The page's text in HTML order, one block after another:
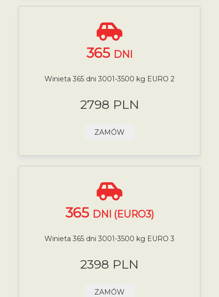
365 DNI
Winieta 365 dni 3001-3500 kg EURO 2
2798 PLN
ZAMÓW
365 DNI (EURO3)
Winieta 365 dni 3001-3500 kg EURO 3
2398 PLN
ZAMÓW